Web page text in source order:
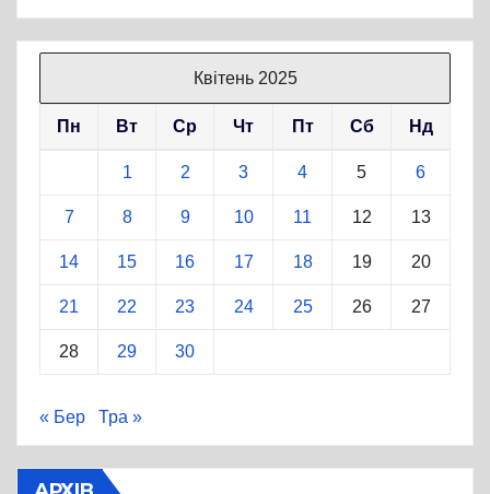
Квітень 2025
Пн Вт Ср Чт Пт Сб Нд
1 2 3 4 5 6
7 8 9 10 11 12 13
14 15 16 17 18 19 20
21 22 23 24 25 26 27
28 29 30
« Бер Тра »